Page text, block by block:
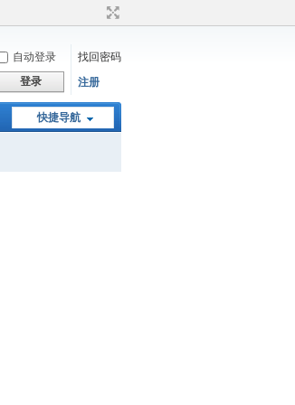
自动登录
找回密码
登录 注册
快捷导航